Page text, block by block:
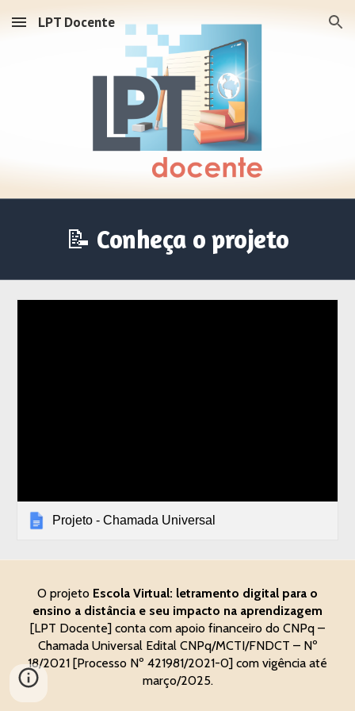
Skip to main content Skip to navigation
LPT Docente
📝 Conheça o projeto
Projeto - Chamada Universal
O projeto Escola Virtual: letramento digital para o
ensino a distância e seu impacto na aprendizagem
[LPT Docente] conta com apoio financeiro do CNPq –
Chamada Universal Edital CNPq/MCTI/FNDCT – Nº
18/2021 [Processo Nº 421981/2021-0] com vigência até
março/2025.